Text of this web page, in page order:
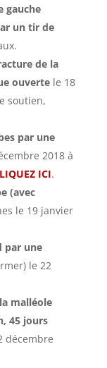
gauche
un tir de
de la
ouvertele 18
soutien,
par une
2018 à
ICI.
(avec
le 19 janvier
par une
le 22
malléole
45 jours
décembre